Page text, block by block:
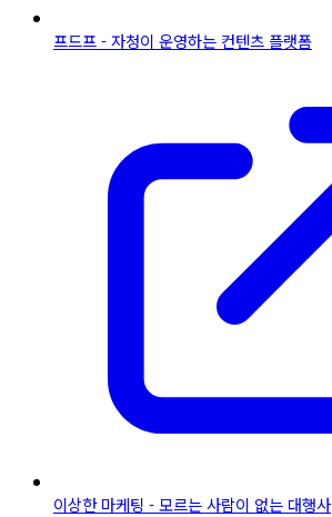
프드프 - 자청이 운영하는 컨텐츠 플랫폼
이상한 마케팅 - 모르는 사람이 없는 대행사